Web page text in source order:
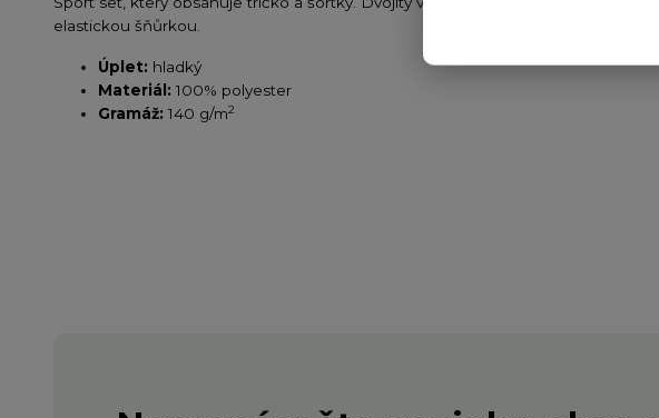
elastickou šňůrkou.
Úplet: hladký
Materiál: 100% polyester
Gramáž: 140 g/m2